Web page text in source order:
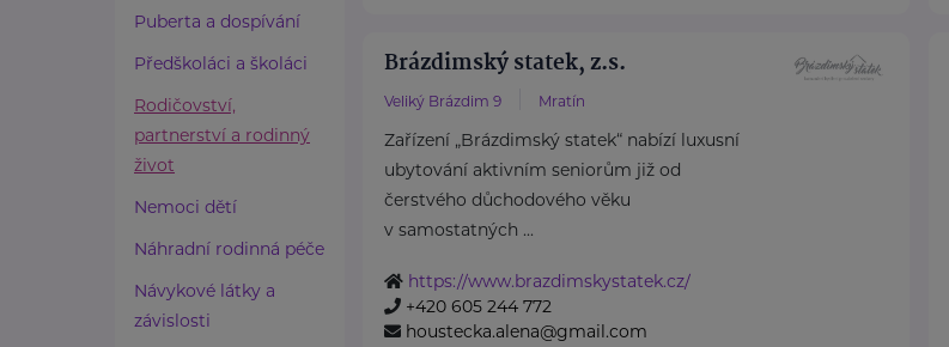
Puberta a dospívání
Předškoláci a školáci
Rodičovství,
partnerství a rodinný
život
Nemoci dětí
Náhradní rodinná péče
Návykové látky a
závislosti
Brázdimský statek, z.s.
Veliký Brázdim 9 Mratín
Zařízení „Brázdimský statek“ nabízí luxusní
ubytování aktivním seniorům již od
čerstvého důchodového věku
v samostatných ...
https://www.brazdimskystatek.cz/
+420 605 244 772
houstecka.alena@gmail.com